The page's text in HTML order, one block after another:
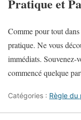
Pratique et
Comme pour tout
pratique. Ne vous
immédiats. Souvenez-
commencé quelque
Catégories : Règle du